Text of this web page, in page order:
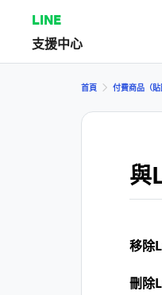
LINE
支援中心
首頁 付費商品（貼
與
移除
刪除